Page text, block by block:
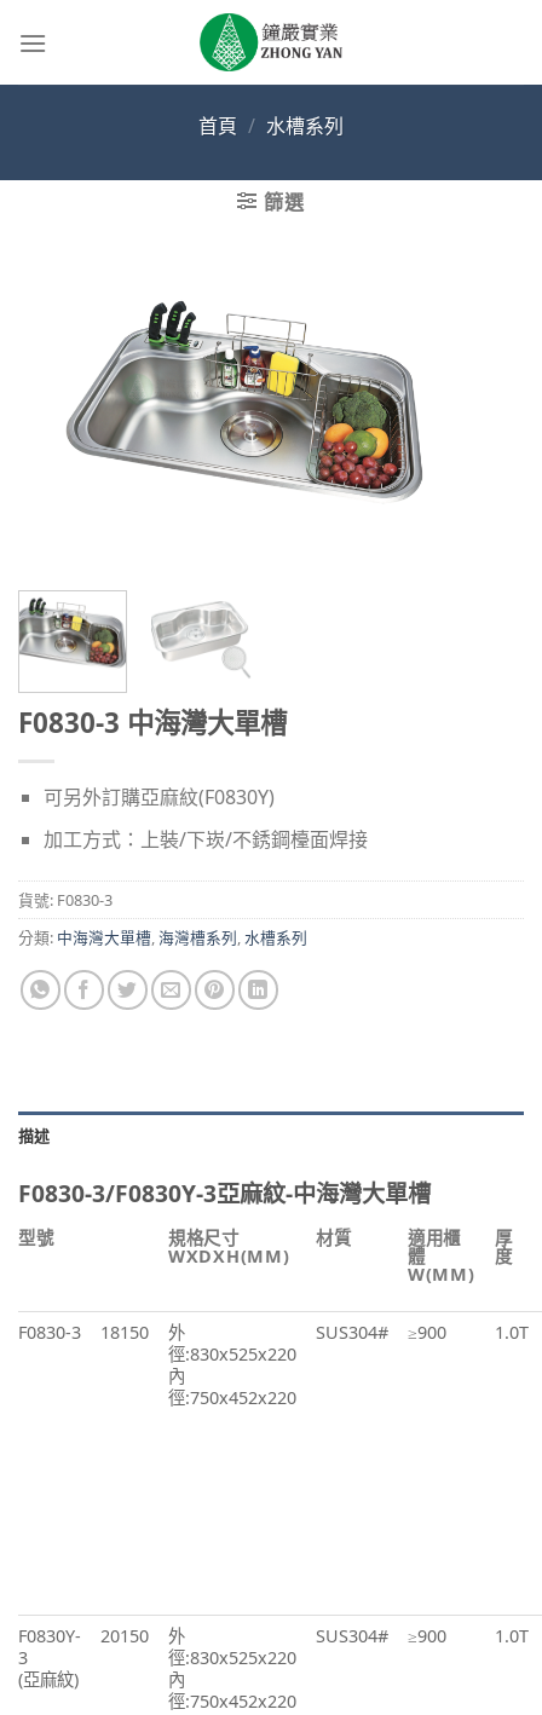
首頁 / 水槽系列
篩選
F0830-3 中海灣大單槽
可另外訂購亞麻紋(F0830Y)
加工方式：上裝/下崁/不銹鋼檯面焊接
貨號: F0830-3
分類: 中海灣大單槽,海灣槽系列,水槽系列
描述
F0830-3/F0830Y-3亞麻紋-中海灣大單槽
型號 規格尺寸
WXDXH(MM)
材質 適用櫃
體
W(MM)
厚
度
F0830-3 18150
外
徑:830x525x220
內
徑:750x452x220
SUS304# ≥900 1.0T
F0830Y-
3
(亞麻紋)
20150
外
徑:830x525x220
內
徑:750x452x220
SUS304# ≥900 1.0T